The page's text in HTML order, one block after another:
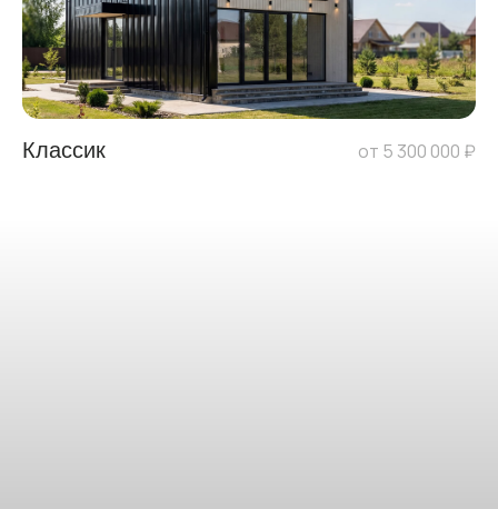
Классик от 5 300 000 ₽